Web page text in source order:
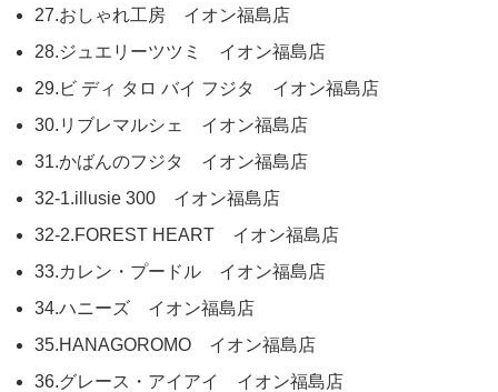
27.おしゃれ工房 イオン福島店
28.ジュエリーツツミ イオン福島店
29.ビ ディ タロ バイ フジタ イオン福島店
30.リブレマルシェ イオン福島店
31.かばんのフジタ イオン福島店
32-1.illusie 300 イオン福島店
32-2.FOREST HEART イオン福島店
33.カレン・プードル イオン福島店
34.ハニーズ イオン福島店
35.HANAGOROMO イオン福島店
36.グレース・アイアイ イオン福島店